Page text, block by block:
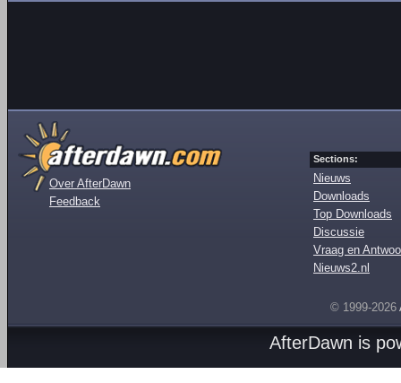
Over AfterDawn
Feedback
Sections:
Nieuws
Downloads
Top Downloads
Discussie
Vraag en
Nieuws2.nl
© 1999-2026
AfterDawn is